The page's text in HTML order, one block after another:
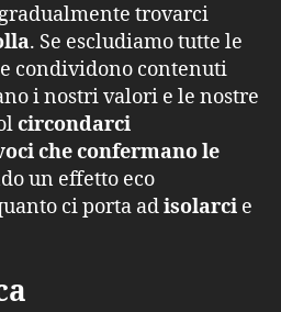
trovarci
. Se escludiamo tutte le
condividono contenuti
i nostri valori e le nostre
circondarci
che confermano le
un effetto eco
ci porta adisolarci e